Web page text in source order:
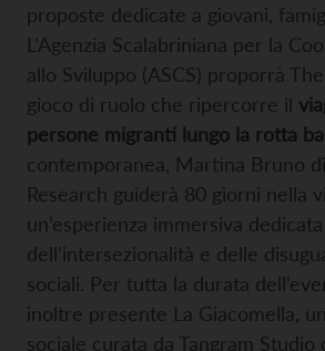
proposte dedicate a giovani,
L’Agenzia Scalabriniana per la
allo Sviluppo (ASCS) proporrà
gioco di ruolo che ripercorre il
persone migranti lungo la rotta
contemporanea, Martina Bruno
Research guiderà 80 giorni nella
un’esperienza immersiva
dell’intersezionalità e delle
sociali. Per tutta la durata
inoltre presente La Giacomella,
sociale curata da Tangram Studio